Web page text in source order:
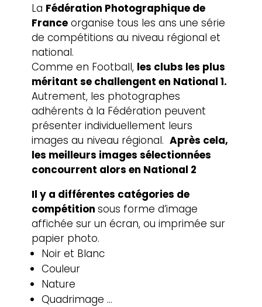
La Fédération Photographique de
Franceorganise tous les ans une série
de compétitions au niveau régional et
national.
Comme en Football, les clubs les plus
méritant se challengent en National 1.
Autrement, les photographes
adhérents à la Fédération peuvent
présenter individuellement leurs
images au niveau régional. Après cela,
les meilleurs images sélectionnées
concourrent alors en National 2
Il y a différentes catégories de
compétition sous forme d’image
affichée sur un écran, ou imprimée sur
papier photo.
Noir et Blanc
Couleur
Nature
Quadrimage …